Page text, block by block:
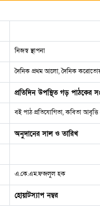
নিজস্ব স্থাপনা
দৈনিক প্রথম আলো, দৈনিক
প্রতিদিন উপস্থিত গড় পাঠকের
বই পাঠ প্রতিযোগিতা, কবিতা আবৃত্তি
অনুদানের সাল ও তারিখ
এ.কে.এম.ফজলুল হক
হোয়াটস্যাপ নম্বর